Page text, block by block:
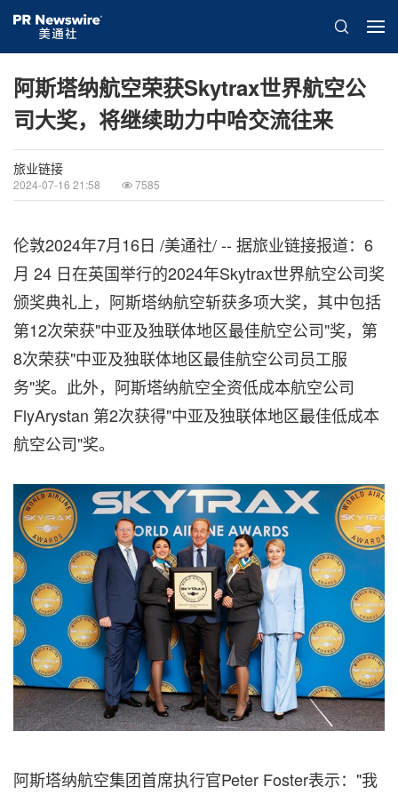
阿斯塔纳航空荣获Skytrax世界航空公
司大奖，将继续助力中哈交流往来
旅业链接
2024-07-16 21:58 7585
伦敦2024年7月16日 /美通社/ -- 据旅业链接报道： 6
月 24 日在英国举行的2024年Skytrax世界航空公司奖
颁奖典礼上，阿斯塔纳航空斩获多项大奖，其中包括
第12次荣获"中亚及独联体地区最佳航空公司"奖，第
8次荣获"中亚及独联体地区最佳航空公司员工服
务"奖。此外，阿斯塔纳航空全资低成本航空公司
FlyArystan 第2次获得"中亚及独联体地区最佳低成本
航空公司"奖。
阿斯塔纳航空集团首席执行官Peter Foster表示："我